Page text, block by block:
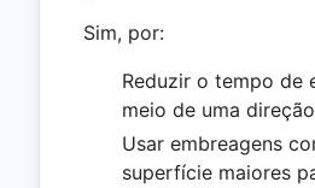
Sim, por:
Reduzir o tempo de
meio de uma
Usar embreagens
superfície maiores